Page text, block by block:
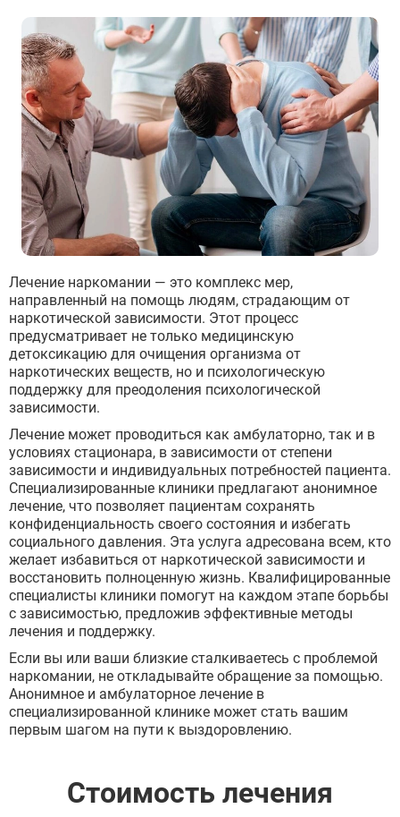
Лечение наркомании — это комплекс мер,
направленный на помощь людям, страдающим от
наркотической зависимости. Этот процесс
предусматривает не только медицинскую
детоксикацию для очищения организма от
наркотических веществ, но и психологическую
поддержку для преодоления психологической
зависимости.
Лечение может проводиться как амбулаторно, так и в
условиях стационара, в зависимости от степени
зависимости и индивидуальных потребностей пациента.
Специализированные клиники предлагают анонимное
лечение, что позволяет пациентам сохранять
конфиденциальность своего состояния и избегать
социального давления. Эта услуга адресована всем, кто
желает избавиться от наркотической зависимости и
восстановить полноценную жизнь. Квалифицированные
специалисты клиники помогут на каждом этапе борьбы
с зависимостью, предложив эффективные методы
лечения и поддержку.
Если вы или ваши близкие сталкиваетесь с проблемой
наркомании, не откладывайте обращение за помощью.
Анонимное и амбулаторное лечение в
специализированной клинике может стать вашим
первым шагом на пути к выздоровлению.
Стоимость лечения